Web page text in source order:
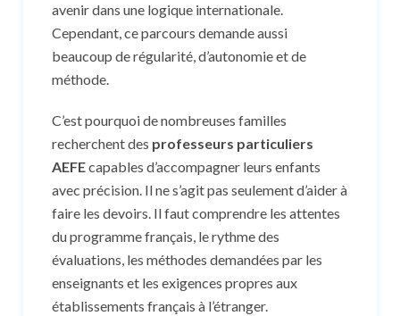
avenir dans une logique internationale.
Cependant, ce parcours demande aussi
beaucoup de régularité, d’autonomie et de
méthode.
C’est pourquoi de nombreuses familles
recherchent des professeurs particuliers
AEFEcapables d’accompagner leurs enfants
avec précision. Il ne s’agit pas seulement d’aider à
faire les devoirs. Il faut comprendre les attentes
du programme français, le rythme des
évaluations, les méthodes demandées par les
enseignants et les exigences propres aux
établissements français à l’étranger.